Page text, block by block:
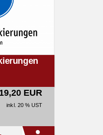
19,20 EUR
inkl. 20 % UST